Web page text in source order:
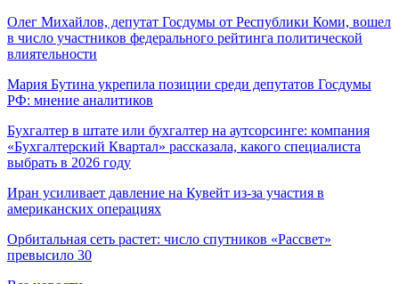
Олег Михайлов, депутат Госдумы от Республики Коми, вошел
в число участников федерального рейтинга политической
влиятельности
Мария Бутина укрепила позиции среди депутатов Госдумы
РФ: мнение аналитиков
Бухгалтер в штате или бухгалтер на аутсорсинге: компания
«Бухгалтерский Квартал» рассказала, какого специалиста
выбрать в 2026 году
Иран усиливает давление на Кувейт из-за участия в
американских операциях
Орбитальная сеть растет: число спутников «Рассвет»
превысило 30